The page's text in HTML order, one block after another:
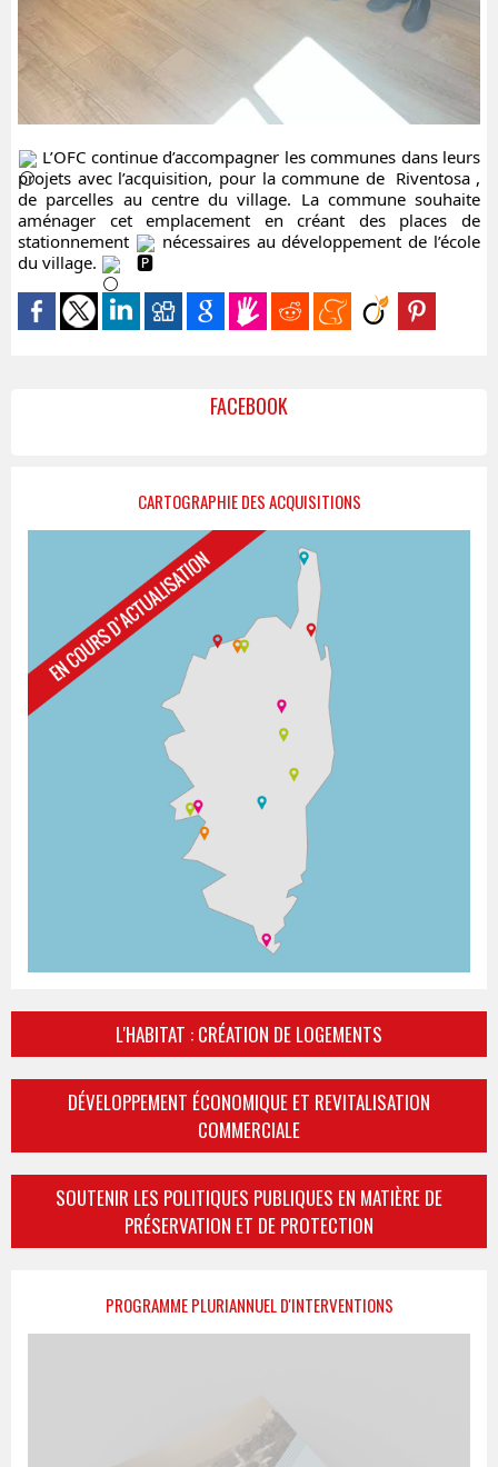
L’OFC continue d’accompagner les communes dans leurs
projets avec l’acquisition, pour la commune de Riventosa ,
de parcelles au centre du village. La commune souhaite
aménager cet emplacement en créant des places de
stationnement
nécessaires au développement de l’école
du village.
FACEBOOK
CARTOGRAPHIE DES ACQUISITIONS
L'HABITAT : CRÉATION DE LOGEMENTS
DÉVELOPPEMENT ÉCONOMIQUE ET REVITALISATION
COMMERCIALE
SOUTENIR LES POLITIQUES PUBLIQUES EN MATIÈRE DE
PRÉSERVATION ET DE PROTECTION
PROGRAMME PLURIANNUEL D'INTERVENTIONS